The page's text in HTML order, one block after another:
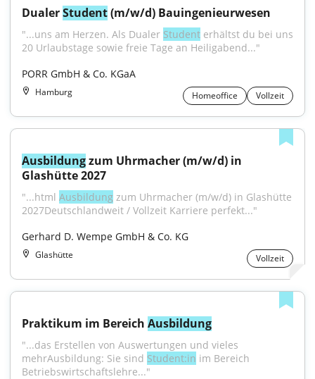
Dualer Student (m/w/d) Bauingenieurwesen
"...uns am Herzen. Als Dualer Student erhältst du bei uns
20 Urlaubstage sowie freie Tage an Heiligabend..."
PORR GmbH & Co. KGaA
Hamburg Homeoffice Vollzeit
Ausbildung zum Uhrmacher (m/w/d) in
Glashütte 2027
"...html Ausbildung zum Uhrmacher (m/w/d) in Glashütte
2027Deutschlandweit / Vollzeit Karriere perfekt..."
Gerhard D. Wempe GmbH & Co. KG
Glashütte Vollzeit
Praktikum im Bereich Ausbildung
"...das Erstellen von Auswertungen und vieles
mehrAusbildung: Sie sind Student:in im Bereich
Betriebswirtschaftslehre..."